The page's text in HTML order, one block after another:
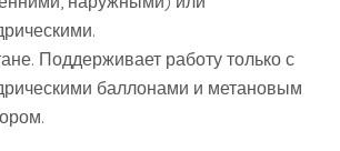
Поддерживает работу только с
баллонами и метановым